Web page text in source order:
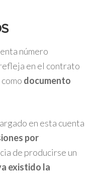
número
en el contrato
documento
en esta cuenta
por
de producirse un
existido la